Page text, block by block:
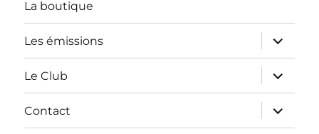
La boutique
Les émissions
ouvrir
le
sous-
menu
Le Club
ouvrir
le
sous-
menu
Contact
ouvrir
le
sous-